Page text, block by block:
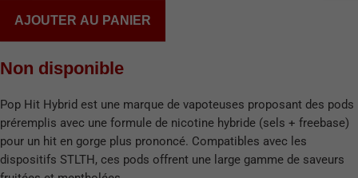
AJOUTER AU PANIER
Non disponible
Pop Hit Hybrid est une marque de vapoteuses proposant des pods
préremplis avec une formule de nicotine hybride (sels + freebase)
pour un hit en gorge plus prononcé. Compatibles avec les
dispositifs STLTH, ces pods offrent une large gamme de saveurs